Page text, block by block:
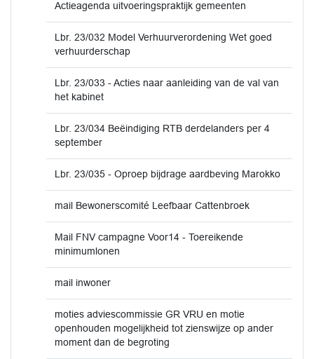
Actieagenda uitvoeringspraktijk gemeenten
Lbr. 23/032 Model Verhuurverordening Wet goed
verhuurderschap
Lbr. 23/033 - Acties naar aanleiding van de val van
het kabinet
Lbr. 23/034 Beëindiging RTB derdelanders per 4
september
Lbr. 23/035 - Oproep bijdrage aardbeving Marokko
mail Bewonerscomité Leefbaar Cattenbroek
Mail FNV campagne Voor14 - Toereikende
minimumlonen
mail inwoner
moties adviescommissie GR VRU en motie
openhouden mogelijkheid tot zienswijze op ander
moment dan de begroting